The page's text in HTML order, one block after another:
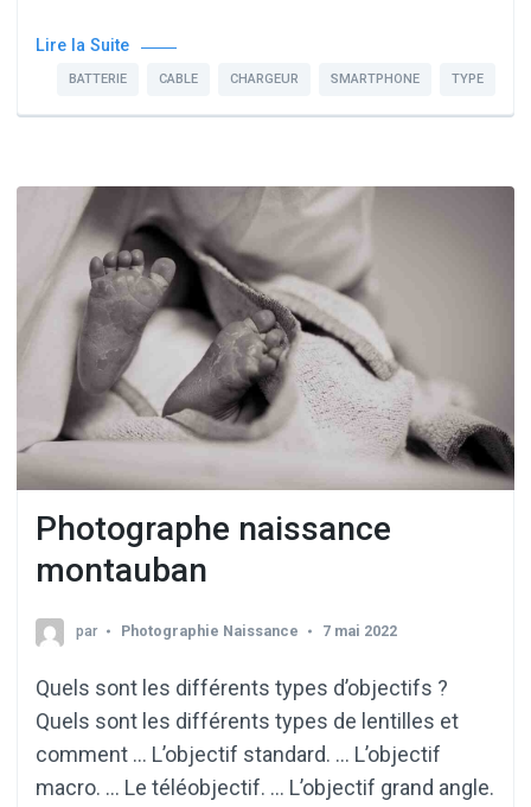
Lire la Suite
BATTERIE CABLE CHARGEUR SMARTPHONE TYPE
Photographe naissance
montauban
par Photographie Naissance 7 mai 2022
Quels sont les différents types d’objectifs ?
Quels sont les différents types de lentilles et
comment … L’objectif standard. … L’objectif
macro. … Le téléobjectif. … L’objectif grand angle.